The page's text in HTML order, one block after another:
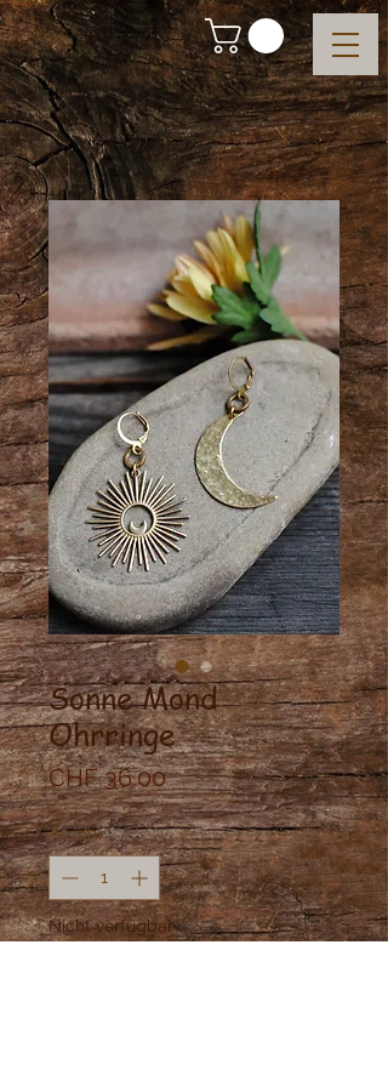
Sonne Mond
Ohrringe
CHF 36.00Preis
Anzahl *
Nicht verfügbar